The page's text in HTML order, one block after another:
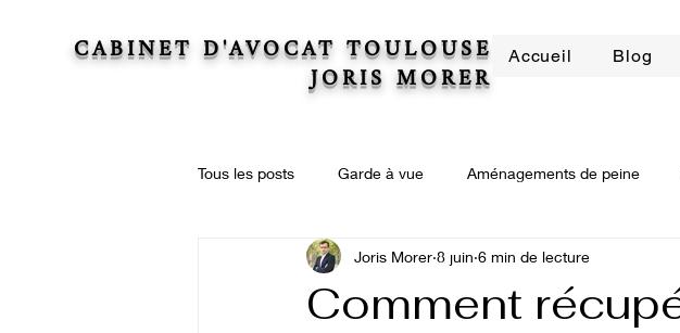
CABINET D'AVOCAT TOULOUSE
JORIS MORER
Accueil Blog
Tous les posts Garde à vue Aménagements de peine
Actions collectives Droit immobilier Droit de la
Comment
Joris Morer 8 juin 6 min de lecture